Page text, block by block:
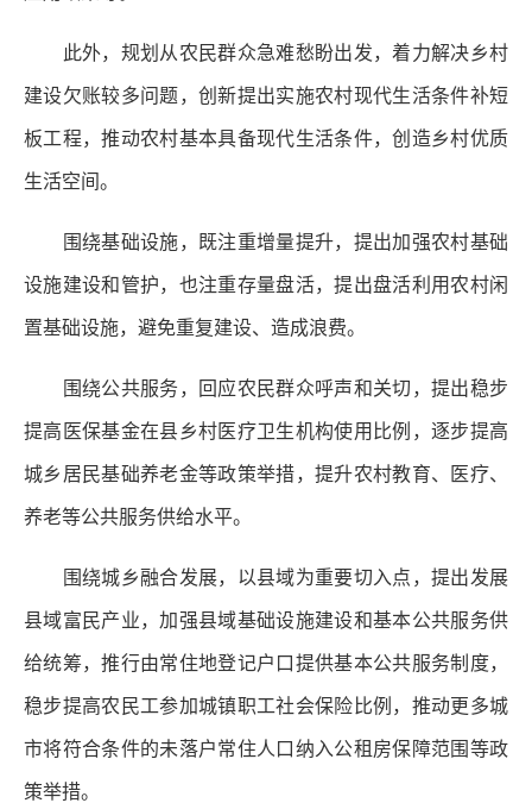
此外，规划从农民群众急难愁盼出发，着力解决乡村
建设欠账较多问题，创新提出实施农村现代生活条件补短
板工程，推动农村基本具备现代生活条件，创造乡村优质
生活空间。
围绕基础设施，既注重增量提升，提出加强农村基础
设施建设和管护，也注重存量盘活，提出盘活利用农村闲
置基础设施，避免重复建设、造成浪费。
围绕公共服务，回应农民群众呼声和关切，提出稳步
提高医保基金在县乡村医疗卫生机构使用比例，逐步提高
城乡居民基础养老金等政策举措，提升农村教育、医疗、
养老等公共服务供给水平。
围绕城乡融合发展，以县域为重要切入点，提出发展
县域富民产业，加强县域基础设施建设和基本公共服务供
给统筹，推行由常住地登记户口提供基本公共服务制度，
稳步提高农民工参加城镇职工社会保险比例，推动更多城
市将符合条件的未落户常住人口纳入公租房保障范围等政
策举措。